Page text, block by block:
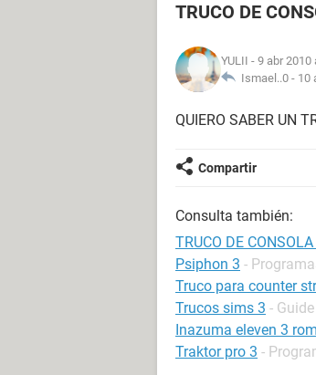
TRUCO DE
YULII - 9 abr 2010
Ismael..0 - 10
QUIERO SABER UN
Compartir
Consulta también:
TRUCO DE
Psiphon 3 -
Truco para counter
Trucos sims 3 - Guide
Inazuma eleven 3
Traktor pro 3 -